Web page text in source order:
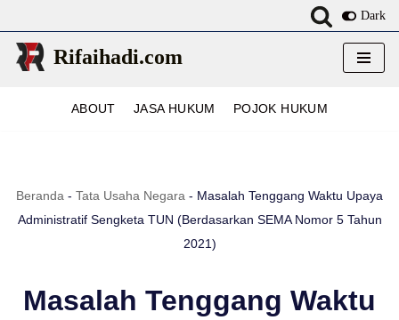
Lompat
ke
Dark
Rifaihadi.com
ABOUT JASA HUKUM POJOK HUKUM
Beranda - Tata Usaha Negara - Masalah Tenggang Waktu Upaya
Administratif Sengketa TUN (Berdasarkan SEMA Nomor 5 Tahun
2021)
Masalah Tenggang Waktu